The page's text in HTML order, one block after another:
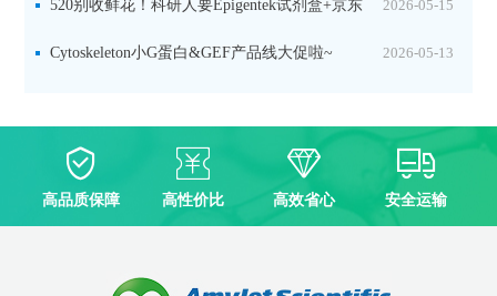
双赋能，下单即赠京东卡 2026-05-15
520别收鲜花！科研人要Epigentek试剂盒+京东
卡！ 2026-05-13
Cytoskeleton小G蛋白&GEF产品线大促啦~
高品质保障 高性价比 高效省心 安全运输